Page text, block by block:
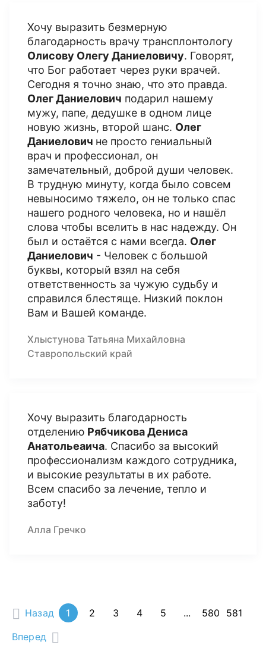
Хочу выразить безмерную
благодарность врачу трансплонтологу
Олисову Олегу Даниеловичу. Говорят,
что Бог работает через руки врачей.
Сегодня я точно знаю, что это правда.
Олег Даниелович подарил нашему
мужу, папе, дедушке в одном лице
новую жизнь, второй шанс. Олег
Даниелович не просто гениальный
врач и профессионал, он
замечательный, доброй души человек.
В трудную минуту, когда было совсем
невыносимо тяжело, он не только спас
нашего родного человека, но и нашёл
слова чтобы вселить в нас надежду. Он
был и остаётся с нами всегда. Олег
Даниелович - Человек с большой
буквы, который взял на себя
ответственность за чужую судьбу и
справился блестяще. Низкий поклон
Вам и Вашей команде.
Хлыстунова Татьяна Михайловна
Ставропольский край
Хочу выразить благодарность
отделению Рябчикова Дениса
Анатольеаича. Спасибо за высокий
профессионализм каждого сотрудника,
и высокие результаты в их работе.
Всем спасибо за лечение, тепло и
заботу!
Алла Гречко
Назад 1 2 3 4 5 ... 580
581
Вперед